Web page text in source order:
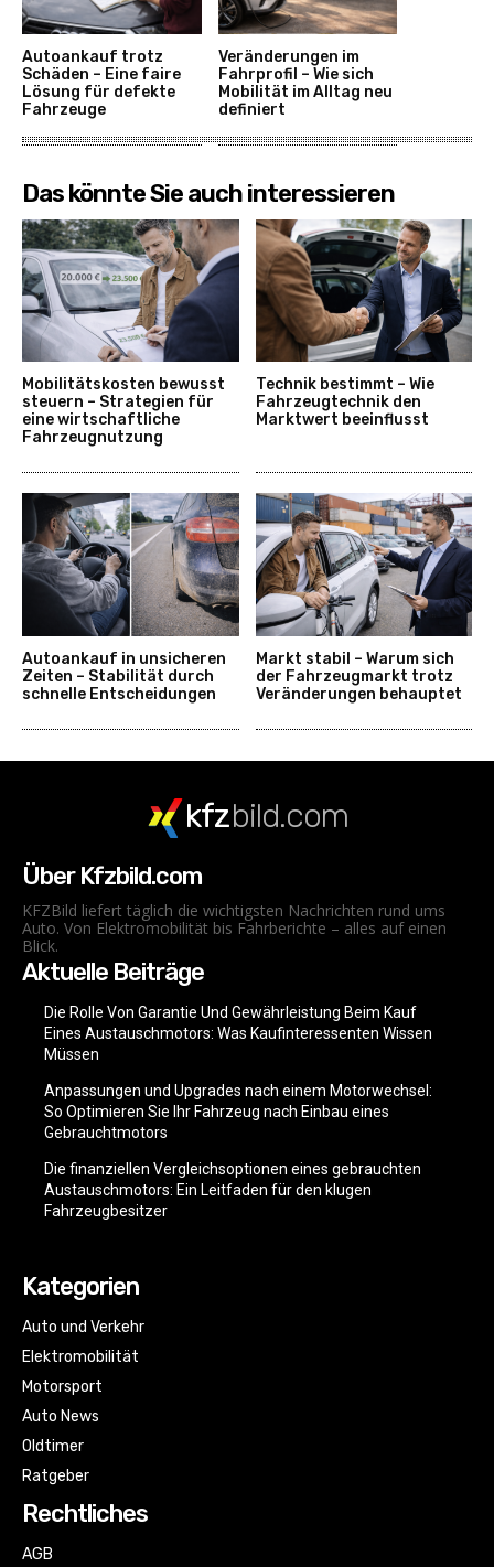
Autoankauf trotz
Schäden – Eine faire
Lösung für defekte
Fahrzeuge
Veränderungen im
Fahrprofil – Wie sich
Mobilität im Alltag neu
definiert
Das könnte Sie auch interessieren
Mobilitätskosten bewusst
steuern – Strategien für
eine wirtschaftliche
Fahrzeugnutzung
Technik bestimmt – Wie
Fahrzeugtechnik den
Marktwert beeinflusst
Autoankauf in unsicheren
Zeiten – Stabilität durch
schnelle Entscheidungen
Markt stabil – Warum sich
der Fahrzeugmarkt trotz
Veränderungen behauptet
kfzbild.com
Über Kfzbild.com
KFZBild liefert täglich die wichtigsten Nachrichten rund ums
Auto. Von Elektromobilität bis Fahrberichte – alles auf einen
Blick.
Aktuelle Beiträge
Die Rolle Von Garantie Und Gewährleistung Beim Kauf
Eines Austauschmotors: Was Kaufinteressenten Wissen
Müssen
Anpassungen und Upgrades nach einem Motorwechsel:
So Optimieren Sie Ihr Fahrzeug nach Einbau eines
Gebrauchtmotors
Die finanziellen Vergleichsoptionen eines gebrauchten
Austauschmotors: Ein Leitfaden für den klugen
Fahrzeugbesitzer
Kategorien
Auto und Verkehr
Elektromobilität
Motorsport
Auto News
Oldtimer
Ratgeber
Rechtliches
AGB